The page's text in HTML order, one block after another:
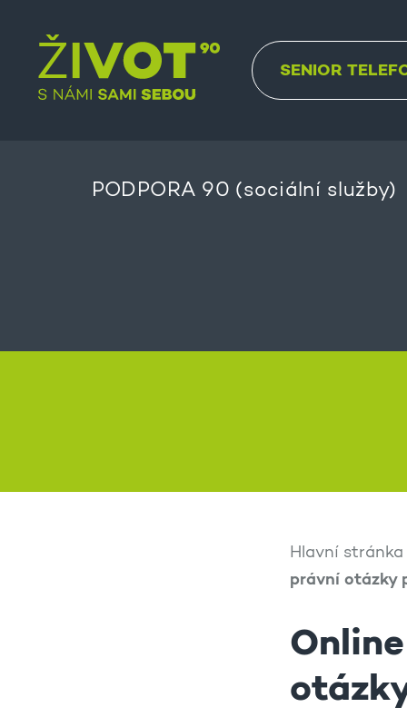
SENIOR
PODPORA 90 (sociální služby)
Hlavní stránka
právní otázky